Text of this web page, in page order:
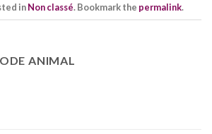
inNon classé. Bookmark the permalink.
ANIMAL